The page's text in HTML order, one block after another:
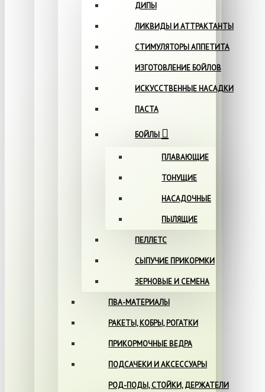
ДИПЫ
ЛИКВИДЫ И АТТРАКТАНТЫ
СТИМУЛЯТОРЫ АППЕТИТА
ИЗГОТОВЛЕНИЕ БОЙЛОВ
ИСКУССТВЕННЫЕ НАСАДКИ
ПАСТА
БОЙЛЫ
ПЛАВАЮЩИЕ
ТОНУЩИЕ
НАСАДОЧНЫЕ
ПЫЛЯЩИЕ
ПЕЛЛЕТС
СЫПУЧИЕ ПРИКОРМКИ
ЗЕРНОВЫЕ И СЕМЕНА
ПВА-МАТЕРИАЛЫ
РАКЕТЫ, КОБРЫ, РОГАТКИ
ПРИКОРМОЧНЫЕ ВЕДРА
ПОДСАЧЕКИ И АКСЕССУАРЫ
РОД-ПОДЫ, СТОЙКИ, ДЕРЖАТЕЛИ